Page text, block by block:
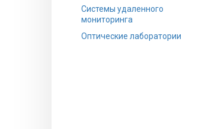
Системы удаленного
мониторинга
Оптические лаборатории